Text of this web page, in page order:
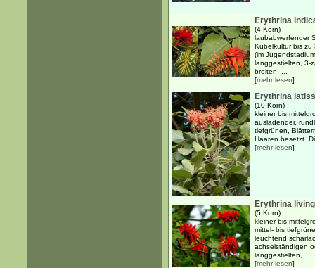
Erythrina
(4 Korn)
laubabwerfender
Kübelkultur bis zu
(im
langgestielten, 3-
breiten, ...
[mehr lesen]
Erythrina
(10 Korn)
kleiner bis
ausladender,
tiefgrünen,
Haaren besetzt.
[mehr lesen]
Erythrina
(5 Korn)
kleiner bis
mittel- bis
leuchtend
achselständigen
langgestielten, ...
[mehr lesen]